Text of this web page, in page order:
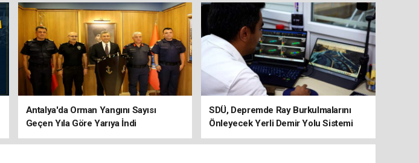
Antalya'da Orman Yangını Sayısı
Geçen Yıla Göre Yarıya İndi
SDÜ, Depremde Ray Burkulmalarını
Önleyecek Yerli Demir Yolu Sistemi
Geliştiriyor